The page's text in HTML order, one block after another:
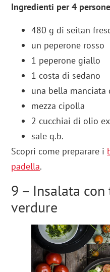
Ingredienti per 4
480 g di seitan
un peperone rosso
1 peperone giallo
1 costa di sedano
una bella
mezza cipolla
2 cucchiai di olio
sale q.b.
Scopri come preparare i
padella.
9 – Insalata
verdure